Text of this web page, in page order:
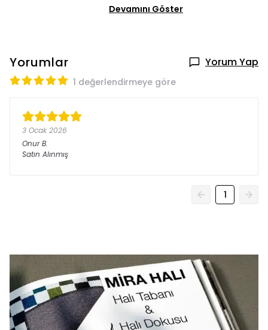
Devamını Göster
Yorumlar Yorum Yap
1 değerlendirmeye göre
3 Ocak 2026
Onur B.
Satın Alınmış
1